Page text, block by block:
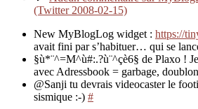
(Twitter 2008-02-15)
New MyBlogLog widget : https://
avait fini par s’habituer… qui se
§ù*¨^=M^ù#:.?ù¨^çè6§ de Plaxo !
avec Adressbook = garbage,
@Sanji tu devrais videocaster le
sismique :-) #